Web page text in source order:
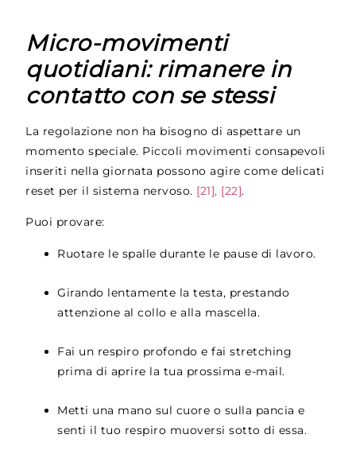
Micro-movimenti
quotidiani: rimanere in
contatto con se stessi
La regolazione non ha bisogno di aspettare un
momento speciale. Piccoli movimenti consapevoli
inseriti nella giornata possono agire come delicati
reset per il sistema nervoso. [21], [22].
Puoi provare:
Ruotare le spalle durante le pause di lavoro.
Girando lentamente la testa, prestando
attenzione al collo e alla mascella.
Fai un respiro profondo e fai stretching
prima di aprire la tua prossima e-mail.
Metti una mano sul cuore o sulla pancia e
senti il tuo respiro muoversi sotto di essa.